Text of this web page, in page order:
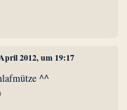
2012, um 19:17
^^